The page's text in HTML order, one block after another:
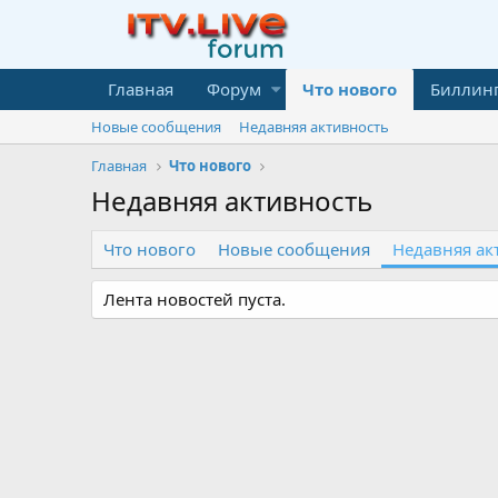
Главная Форум Что нового
Новые сообщения
Недавняя активность
Главная
Что нового
Недавняя активность
Что нового Новые сообщения Недавняя
Лента новостей пуста.